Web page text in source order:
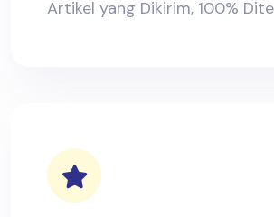
Artikel yang Dikirim, 100%